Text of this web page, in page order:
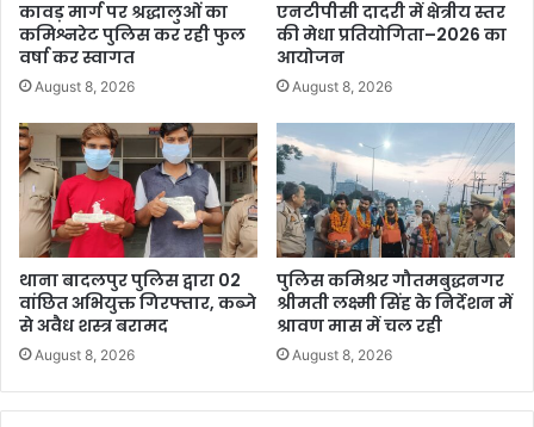
कावड़ मार्ग पर श्रद्धालुओं का
कमिश्नरेट पुलिस कर रही फुल
वर्षा कर स्वागत
August 8, 2026
एनटीपीसी दादरी में क्षेत्रीय स्तर
की मेधा प्रतियोगिता–2026 का
आयोजन
August 8, 2026
थाना बादलपुर पुलिस द्वारा 02
वांछित अभियुक्त गिरफ्तार, कब्जे
से अवैध शस्त्र बरामद
August 8, 2026
पुलिस कमिश्रर गौतमबुद्धनगर
श्रीमती लक्ष्मी सिंह के निर्देशन में
श्रावण मास में चल रही
August 8, 2026